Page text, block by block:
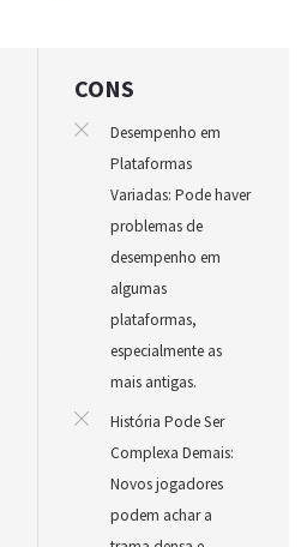
CONS
Desempenho em
Plataformas
Variadas: Pode haver
problemas de
desempenho em
algumas
plataformas,
especialmente as
mais antigas.
História Pode Ser
Complexa Demais:
Novos jogadores
podem achar a